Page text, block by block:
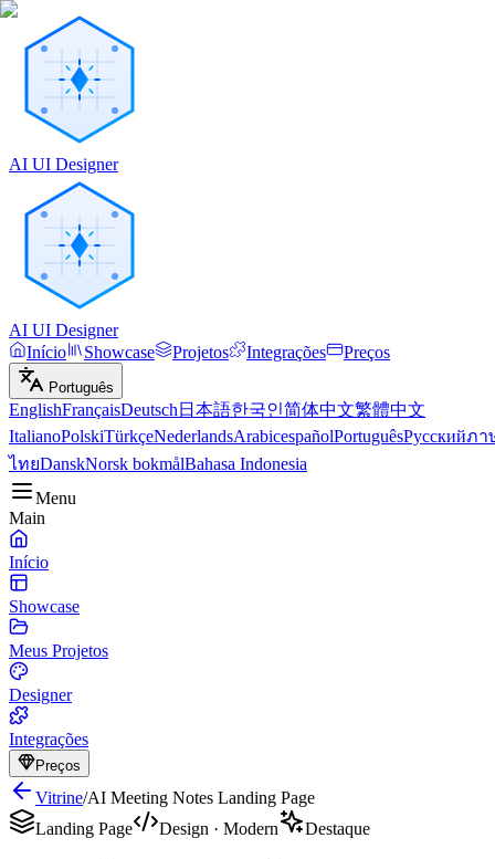
AI UI Designer
AI UI Designer
Início
Showcase Projetos Integrações Preços
Português
EnglishFrançaisDeutsch 日本語한국인简体中文繁體中文
ItalianoPolskiTürkçeNederlandsArabicespañolPortuguêsРусскийภา
ไทยDanskNorsk bokmålBahasa Indonesia
Menu
Main
Início
Showcase
Meus Projetos
Designer
Integrações
Preços
Vitrine/AI Meeting Notes Landing Page
Landing Page
Design · Modern Destaque